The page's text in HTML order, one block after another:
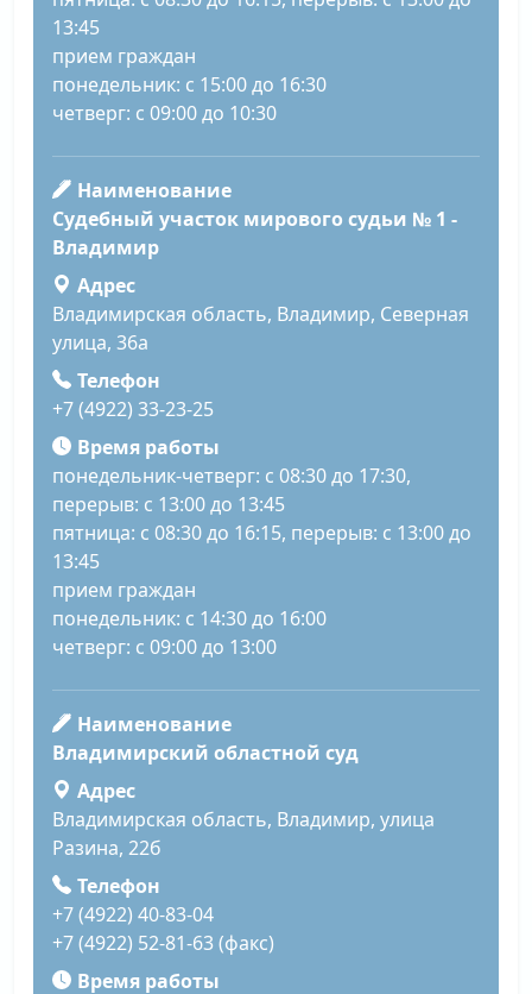
13:45
прием граждан
понедельник: с 15:00 до 16:30
четверг: с 09:00 до 10:30
Наименование
Судебный участок мирового судьи № 1 -
Владимир
Адрес
Владимирская область, Владимир, Северная
улица, 36а
Телефон
+7 (4922) 33-23-25
Время работы
понедельник-четверг: с 08:30 до 17:30,
перерыв: с 13:00 до 13:45
пятница: с 08:30 до 16:15, перерыв: с 13:00 до
13:45
прием граждан
понедельник: с 14:30 до 16:00
четверг: с 09:00 до 13:00
Наименование
Владимирский областной суд
Адрес
Владимирская область, Владимир, улица
Разина, 22б
Телефон
+7 (4922) 40-83-04
+7 (4922) 52-81-63 (факс)
Время работы